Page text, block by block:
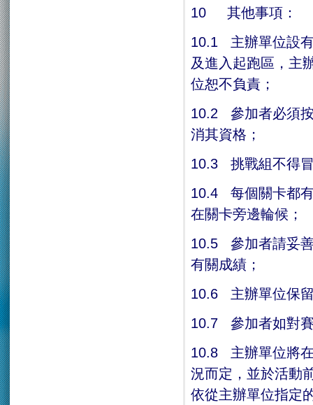
10 其他事項：
10.1 主辦單位設
及進入起跑區，主
位恕不負責；
10.2 參加者必須
消其資格；
10.3 挑戰組不得
10.4 每個關卡都
在關卡旁邊輪候；
10.5 參加者請妥
有關成績；
10.6 主辦單位保
10.7 參加者如對
10.8 主辦單位將
況而定，並於活動
依從主辦單位指定